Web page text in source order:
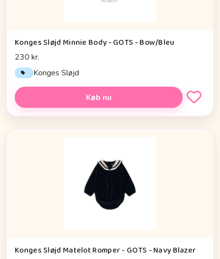
Konges Sløjd Minnie Body - GOTS - Bow/Bleu
230 kr.
Konges Sløjd
Køb nu
Konges Sløjd Matelot Romper - GOTS - Navy Blazer